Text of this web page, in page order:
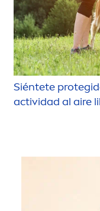
Siéntete
actividad al aire